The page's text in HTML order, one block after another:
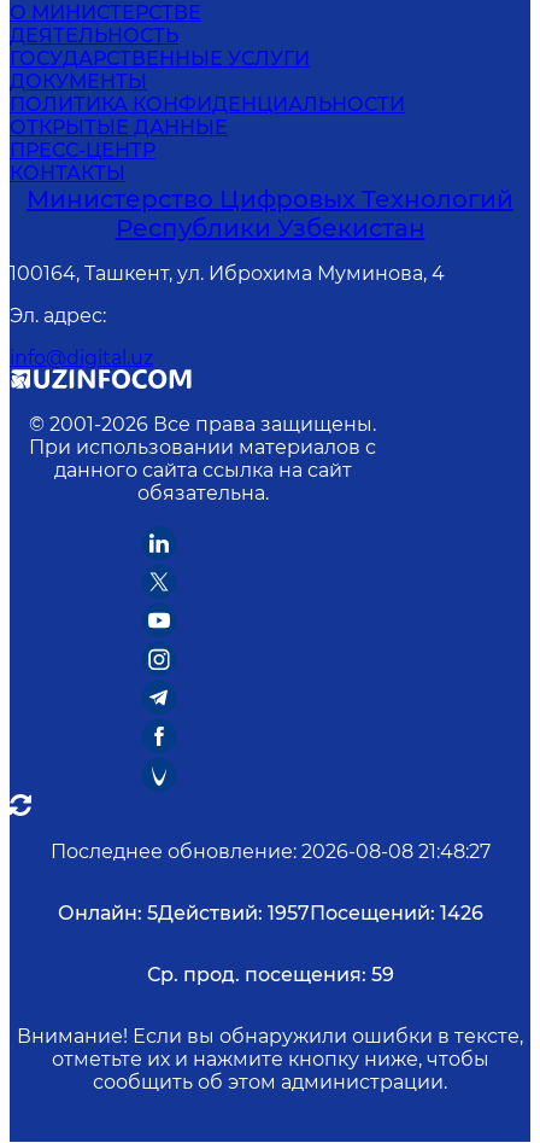
О МИНИСТЕРСТВЕ
ДЕЯТЕЛЬНОСТЬ
ГОСУДАРСТВЕННЫЕ УСЛУГИ
ДОКУМЕНТЫ
ПОЛИТИКА КОНФИДЕНЦИАЛЬНОСТИ
ОТКРЫТЫЕ ДАННЫЕ
ПРЕСС-ЦЕНТР
КОНТАКТЫ
Министерство Цифровых Технологий
Республики Узбекистан
100164, Ташкент, ул. Иброхима Муминова, 4
Эл. адрес:
info@digital.uz
© 2001-2026 Все права защищены.
При использовании материалов с
данного сайта ссылка на сайт
обязательна.
Последнее обновление: 2026-08-08 21:48:27
Онлайн: 5Действий: 1957Посещений: 1426
Ср. прод. посещения: 59
Внимание! Если вы обнаружили ошибки в тексте,
отметьте их и нажмите кнопку ниже, чтобы
сообщить об этом администрации.